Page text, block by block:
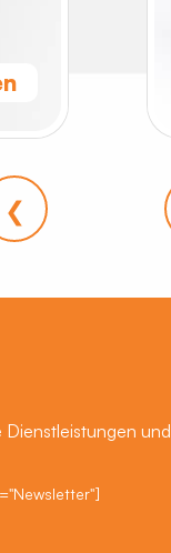
❮
und